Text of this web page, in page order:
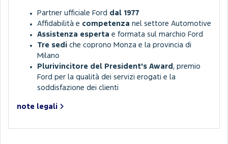
Partner ufficiale Ford dal 1977
Affidabilità e competenza nel settore Automotive
Assistenza esperta e formata sul marchio Ford
Tre sedi che coprono Monza e la provincia di
Milano
Plurivincitore del President's Award , premio
Ford per la qualità dei servizi erogati e la
soddisfazione dei clienti
note legali